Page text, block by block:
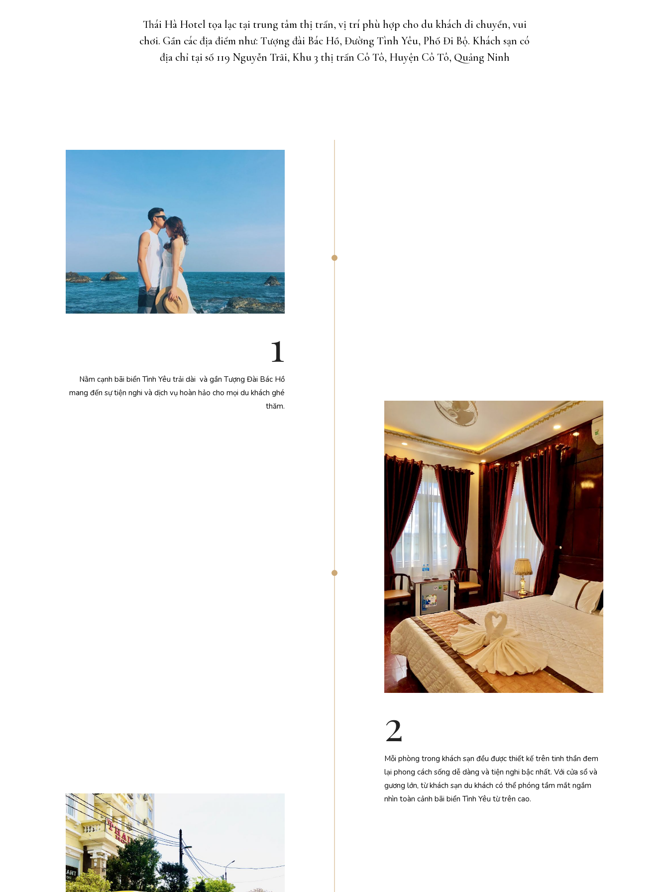
Thái Hà Hotel tọa lạc tại trung tâm thị trấn, vị trí phù hợp cho du khách di chuyển, vui
chơi. Gần các địa điểm như: Tượng đài Bác Hồ, Đường Tình Yêu, Phố Đi Bộ. Khách sạn có
địa chỉ tại số 119 Nguyễn Trãi, Khu 3 thị trấn Cô Tô, Huyện Cô Tô, Quảng Ninh
1
Nằm cạnh bãi biển Tình Yêu trải dài và gần Tượng Đài Bác Hồ
mang đến sự tiện nghi và dịch vụ hoàn hảo cho mọi du khách ghé
thăm.
2
Mỗi phòng trong khách sạn đều được thiết kế trên tinh thần đem
lại phong cách sống dễ dàng và tiện nghi bậc nhất. Với cửa sổ và
gương lớn, từ khách sạn du khách có thể phóng tầm mắt ngắm
nhìn toàn cảnh bãi biển Tình Yêu từ trên cao.